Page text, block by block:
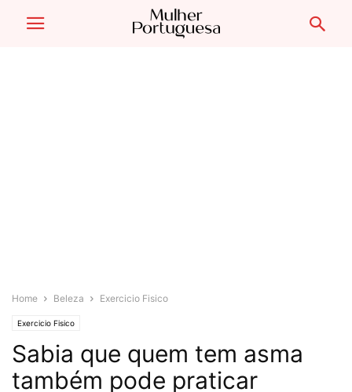
Home Beleza Exercicio Fisico
Exercicio Fisico
Sabia que quem tem asma
também pode praticar